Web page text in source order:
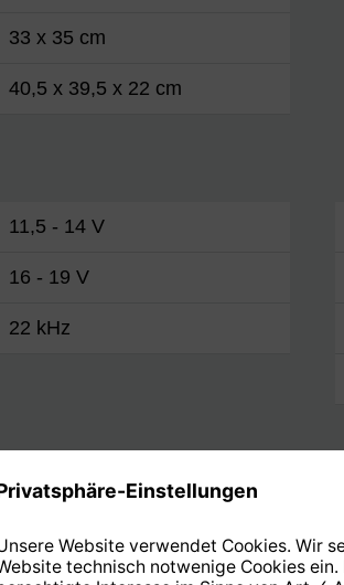
33 x 35 cm
40,5 x 39,5 x 22 cm
11,5 - 14 V
16 - 19 V
22 kHz
1.100 - 2.150 MHz